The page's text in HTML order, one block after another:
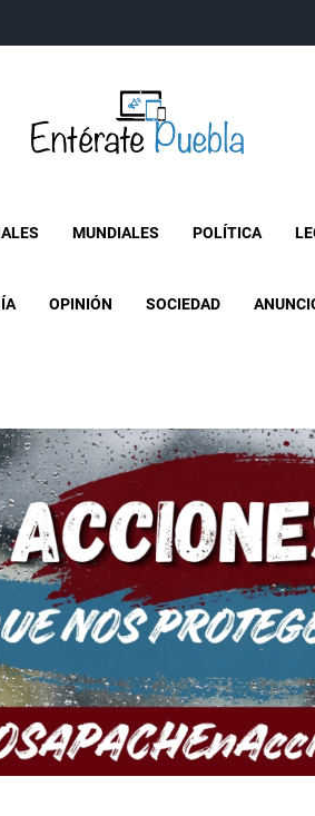
MUNDIALES POLÍTICA
OPINIÓN SOCIEDAD